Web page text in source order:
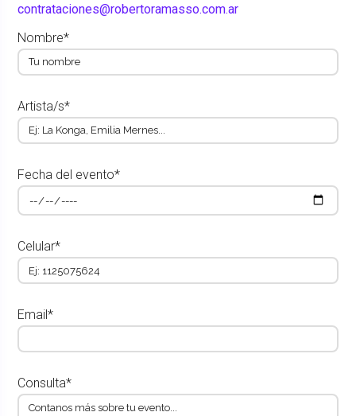
contrataciones@robertoramasso.com.ar
Nombre*
Artista/s*
Fecha del evento*
Celular*
Email*
Consulta*